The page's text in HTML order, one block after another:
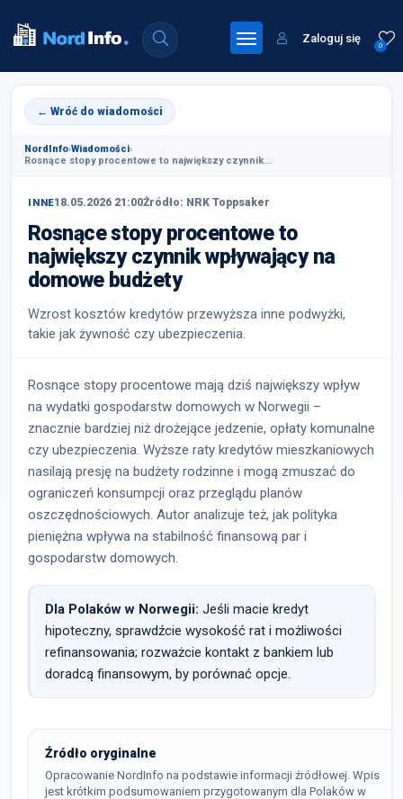
0
Zaloguj się
← Wróć do wiadomości
NordInfo›Wiadomości›
Rosnące stopy procentowe to największy czynnik...
INNE18.05.2026 21:00Źródło: NRK Toppsaker
Rosnące stopy procentowe to
największy czynnik wpływający na
domowe budżety
Wzrost kosztów kredytów przewyższa inne podwyżki,
takie jak żywność czy ubezpieczenia.
Rosnące stopy procentowe mają dziś największy wpływ
na wydatki gospodarstw domowych w Norwegii –
znacznie bardziej niż drożejące jedzenie, opłaty komunalne
czy ubezpieczenia. Wyższe raty kredytów mieszkaniowych
nasilają presję na budżety rodzinne i mogą zmuszać do
ograniczeń konsumpcji oraz przeglądu planów
oszczędnościowych. Autor analizuje też, jak polityka
pieniężna wpływa na stabilność finansową par i
gospodarstw domowych.
Dla Polaków w Norwegii: Jeśli macie kredyt
hipoteczny, sprawdźcie wysokość rat i możliwości
refinansowania; rozważcie kontakt z bankiem lub
doradcą finansowym, by porównać opcje.
Źródło oryginalne
Opracowanie NordInfo na podstawie informacji źródłowej. Wpis
jest krótkim podsumowaniem przygotowanym dla Polaków w